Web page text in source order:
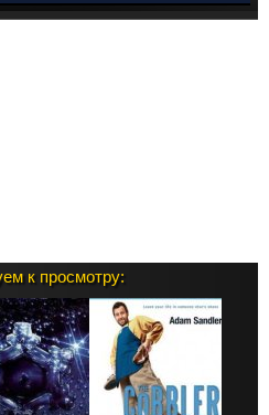
к просмотру: